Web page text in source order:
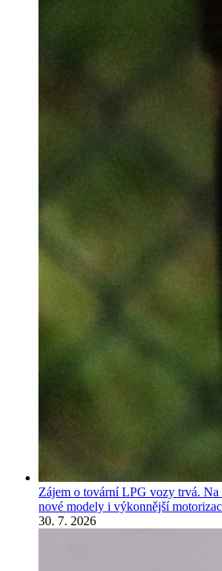
Zájem o tovární LPG vozy trvá.
nové modely i výkonnější
30. 7. 2026